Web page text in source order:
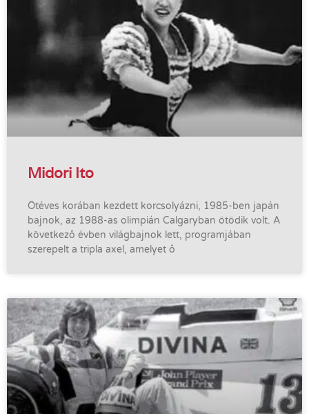
Midori Ito
Ötéves korában kezdett korcsolyázni, 1985-ben japán
bajnok, az 1988-as olimpián Calgaryban ötödik volt. A
következő évben világbajnok lett, programjában
szerepelt a tripla axel, amelyet ő